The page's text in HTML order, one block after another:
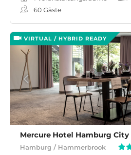
60 Gäste
VIRTUAL / HYBRID READY
Mercure Hotel Hamburg City
Hamburg / Hammerbrook